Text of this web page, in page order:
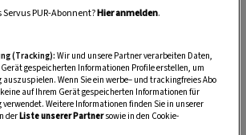
Hirschledernen meines
meines Vertrauens und
Hirschleder und fertigte
Hirschledernes Dirndl an“, ist
stolz. Das war der Startschuss
Servus PUR-Abonnent?Hier anmelden.
(Tracking):Wir und unsere Partner verarbeiten Daten,
gespeicherten Informationen Profile erstellen, um
Wenn Sie ein werbe– und trackingfreies Abo
auf Ihrem Gerät gespeicherten Informationen für
Weitere Informationen finden Sie in unserer
derListe unserer Partnersowie in den Cookie-